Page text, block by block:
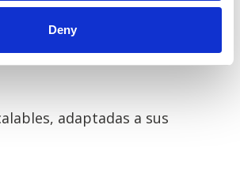
Deny
adaptadas a sus